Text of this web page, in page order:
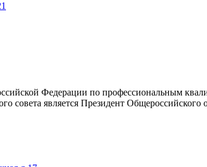
Федерации по профессиональным
совета является Президент